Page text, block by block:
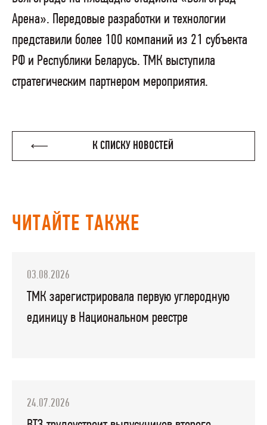
Арена». Передовые разработки и технологии
представили более 100 компаний из 21 субъекта
РФ и Республики Беларусь. ТМК выступила
стратегическим партнером мероприятия.
К СПИСКУ НОВОСТЕЙ
ЧИТАЙТЕ ТАКЖЕ
03.08.2026
ТМК зарегистрировала первую углеродную
единицу в Национальном реестре
24.07.2026